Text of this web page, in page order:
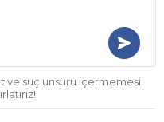
ve suç unsuru içermemesi